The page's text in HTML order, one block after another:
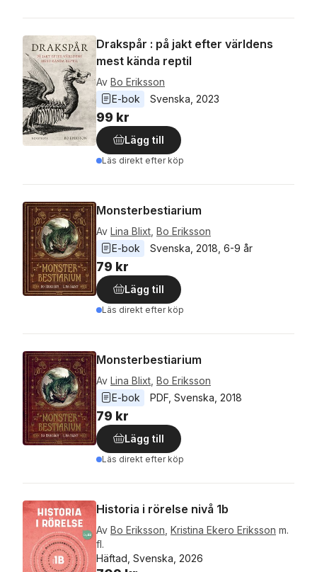
Drakspår : på jakt efter världens
mest kända reptil
Av Bo Eriksson
E-bok
Svenska 2023
99 kr
Lägg till
Läs direkt efter köp
Monsterbestiarium
Av Lina Blixt Bo Eriksson
E-bok
Svenska 2018 6-9 år
79 kr
Lägg till
Läs direkt efter köp
Monsterbestiarium
Av Lina Blixt Bo Eriksson
E-bok
PDF Svenska 2018
79 kr
Lägg till
Läs direkt efter köp
Historia i rörelse nivå 1b
Av Bo Eriksson Kristina Ekero Eriksson m.
fl.
Häftad, Svenska, 2026